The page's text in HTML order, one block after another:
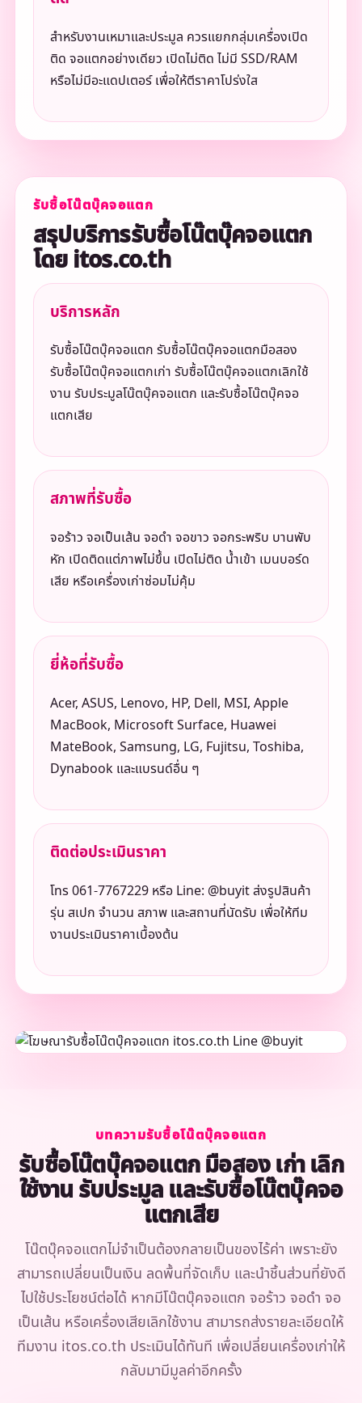
สำหรับงานเหมาและประมูล ควรแยกกลุ่มเครื่องเปิด
ติด จอแตกอย่างเดียว เปิดไม่ติด ไม่มี SSD/RAM
หรือไม่มีอะแดปเตอร์ เพื่อให้ตีราคาโปร่งใส
รับซื้อโน๊ตบุ๊คจอแตก
สรุปบริการรับซื้อโน๊ตบุ๊คจอแตก
โดย itos.co.th
บริการหลัก
รับซื้อโน๊ตบุ๊คจอแตก รับซื้อโน๊ตบุ๊คจอแตกมือสอง
รับซื้อโน๊ตบุ๊คจอแตกเก่า รับซื้อโน๊ตบุ๊คจอแตกเลิกใช้
งาน รับประมูลโน๊ตบุ๊คจอแตก และรับซื้อโน๊ตบุ๊คจอ
แตกเสีย
สภาพที่รับซื้อ
จอร้าว จอเป็นเส้น จอดำ จอขาว จอกระพริบ บานพับ
หัก เปิดติดแต่ภาพไม่ขึ้น เปิดไม่ติด น้ำเข้า เมนบอร์ด
เสีย หรือเครื่องเก่าซ่อมไม่คุ้ม
ยี่ห้อที่รับซื้อ
Acer, ASUS, Lenovo, HP, Dell, MSI, Apple
MacBook, Microsoft Surface, Huawei
MateBook, Samsung, LG, Fujitsu, Toshiba,
Dynabook และแบรนด์อื่น ๆ
ติดต่อประเมินราคา
โทร 061-7767229 หรือ Line: @buyit ส่งรูปสินค้า
รุ่น สเปก จำนวน สภาพ และสถานที่นัดรับ เพื่อให้ทีม
งานประเมินราคาเบื้องต้น
บทความรับซื้อโน๊ตบุ๊คจอแตก
รับซื้อโน๊ตบุ๊คจอแตก มือสอง เก่า เลิก
ใช้งาน รับประมูล และรับซื้อโน๊ตบุ๊คจอ
แตกเสีย
โน๊ตบุ๊คจอแตกไม่จำเป็นต้องกลายเป็นของไร้ค่า เพราะยัง
สามารถเปลี่ยนเป็นเงิน ลดพื้นที่จัดเก็บ และนำชิ้นส่วนที่ยังดี
ไปใช้ประโยชน์ต่อได้ หากมีโน๊ตบุ๊คจอแตก จอร้าว จอดำ จอ
เป็นเส้น หรือเครื่องเสียเลิกใช้งาน สามารถส่งรายละเอียดให้
ทีมงาน itos.co.th ประเมินได้ทันที เพื่อเปลี่ยนเครื่องเก่าให้
กลับมามีมูลค่าอีกครั้ง